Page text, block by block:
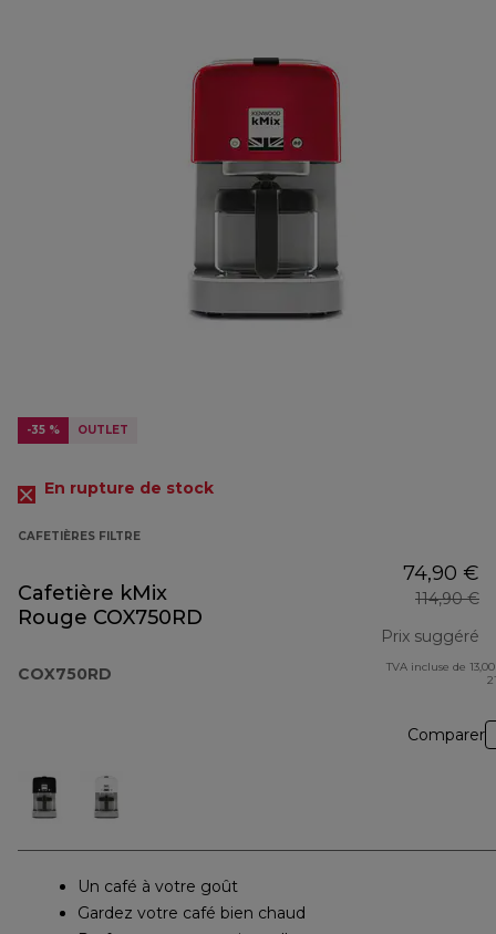
-35 % OUTLET
En rupture de stock
CAFETIÈRES FILTRE
Cafetière kMix
Rouge COX750RD
COX750RD
74,90 €
114,90 €
Prix suggéré
TVA incluse de
Comparer
Un café à votre goût
Gardez votre café bien chaud